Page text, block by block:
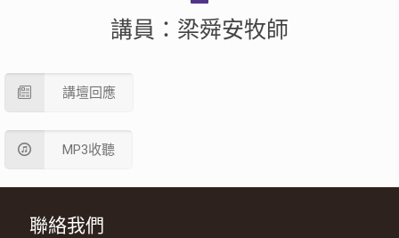
講員：梁舜安牧師
講壇回應
MP3收聽
聯絡我們